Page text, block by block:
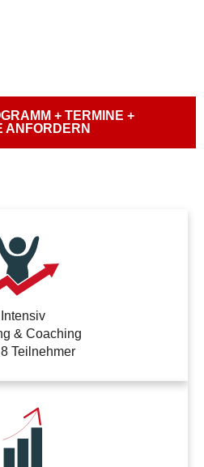
+ TERMINE +
ANFORDERN
Intensiv
& Coaching
Teilnehmer